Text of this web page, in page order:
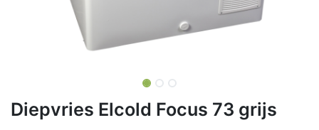
Diepvries Elcold Focus 73 grijs